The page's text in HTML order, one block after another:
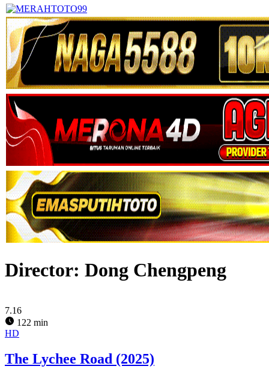
Director: Dong Chengpeng
7.16
122 min
HD
The Lychee Road (2025)